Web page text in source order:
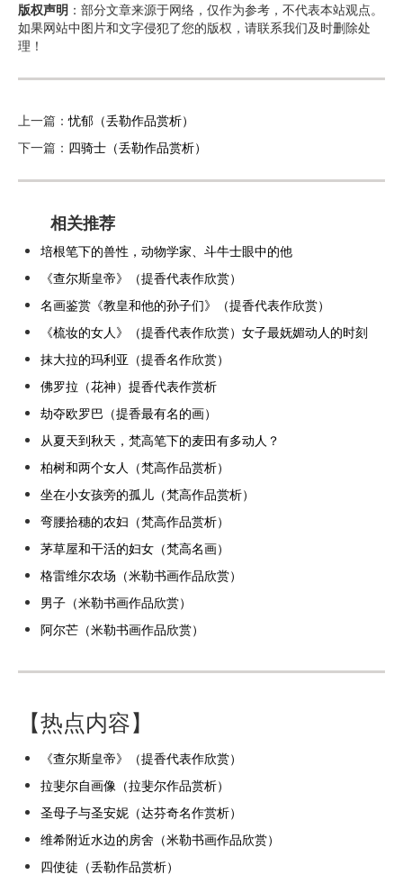
版权声明 ：部分文章来源于网络，仅作为参考，不代表本站观点。
如果网站中图片和文字侵犯了您的版权，请联系我们及时删除处
理！
上一篇：忧郁（丢勒作品赏析）
下一篇： 四骑士（丢勒作品赏析）
相关推荐
培根笔下的兽性，动物学家、斗牛士眼中的他
《查尔斯皇帝》（提香代表作欣赏）
名画鉴赏《教皇和他的孙子们》（提香代表作欣赏）
《梳妆的女人》（提香代表作欣赏）女子最妩媚动人的时刻
抹大拉的玛利亚（提香名作欣赏）
佛罗拉（花神）提香代表作赏析
劫夺欧罗巴（提香最有名的画）
从夏天到秋天，梵高笔下的麦田有多动人？
柏树和两个女人（梵高作品赏析）
坐在小女孩旁的孤儿（梵高作品赏析）
弯腰拾穗的农妇（梵高作品赏析）
茅草屋和干活的妇女（梵高名画）
格雷维尔农场（米勒书画作品欣赏）
男子（米勒书画作品欣赏）
阿尔芒（米勒书画作品欣赏）
【热点内容】
《查尔斯皇帝》（提香代表作欣赏）
拉斐尔自画像（拉斐尔作品赏析）
圣母子与圣安妮（达芬奇名作赏析）
维希附近水边的房舍（米勒书画作品欣赏）
四使徒（丢勒作品赏析）